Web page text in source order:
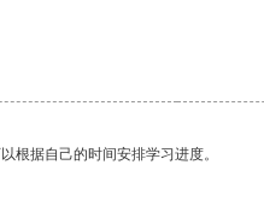
根据自己的时间安排学习进度。